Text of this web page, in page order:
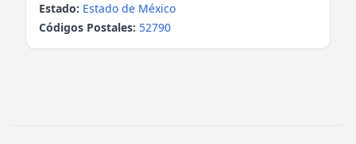
Estado: Estado de México
Códigos Postales: 52790